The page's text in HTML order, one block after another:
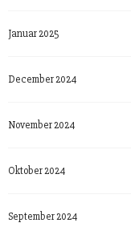
Januar 2025
December 2024
November 2024
Oktober 2024
September 2024